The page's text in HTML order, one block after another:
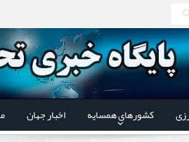
کشورهای همسایه اخبار جهان